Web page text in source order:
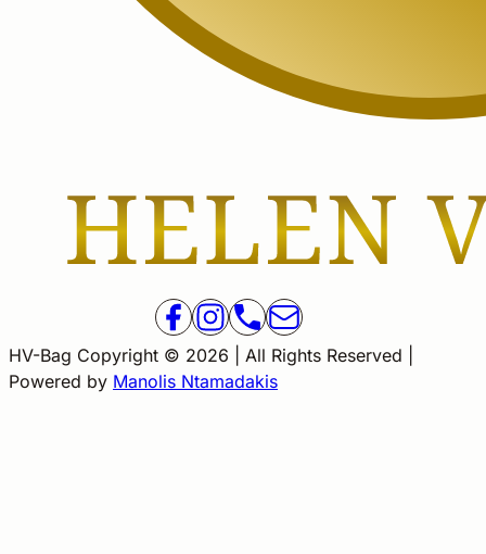
HV-Bag Copyright © 2026 | All Rights Reserved |
Powered by Manolis Ntamadakis